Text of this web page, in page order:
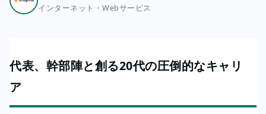
インターネット・Webサービス
代表、幹部陣と創る20代の圧倒的なキャリ
ア